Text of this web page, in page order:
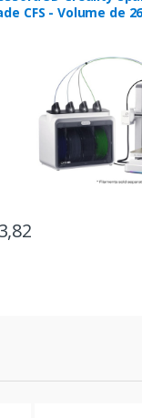
CFS - Volume de